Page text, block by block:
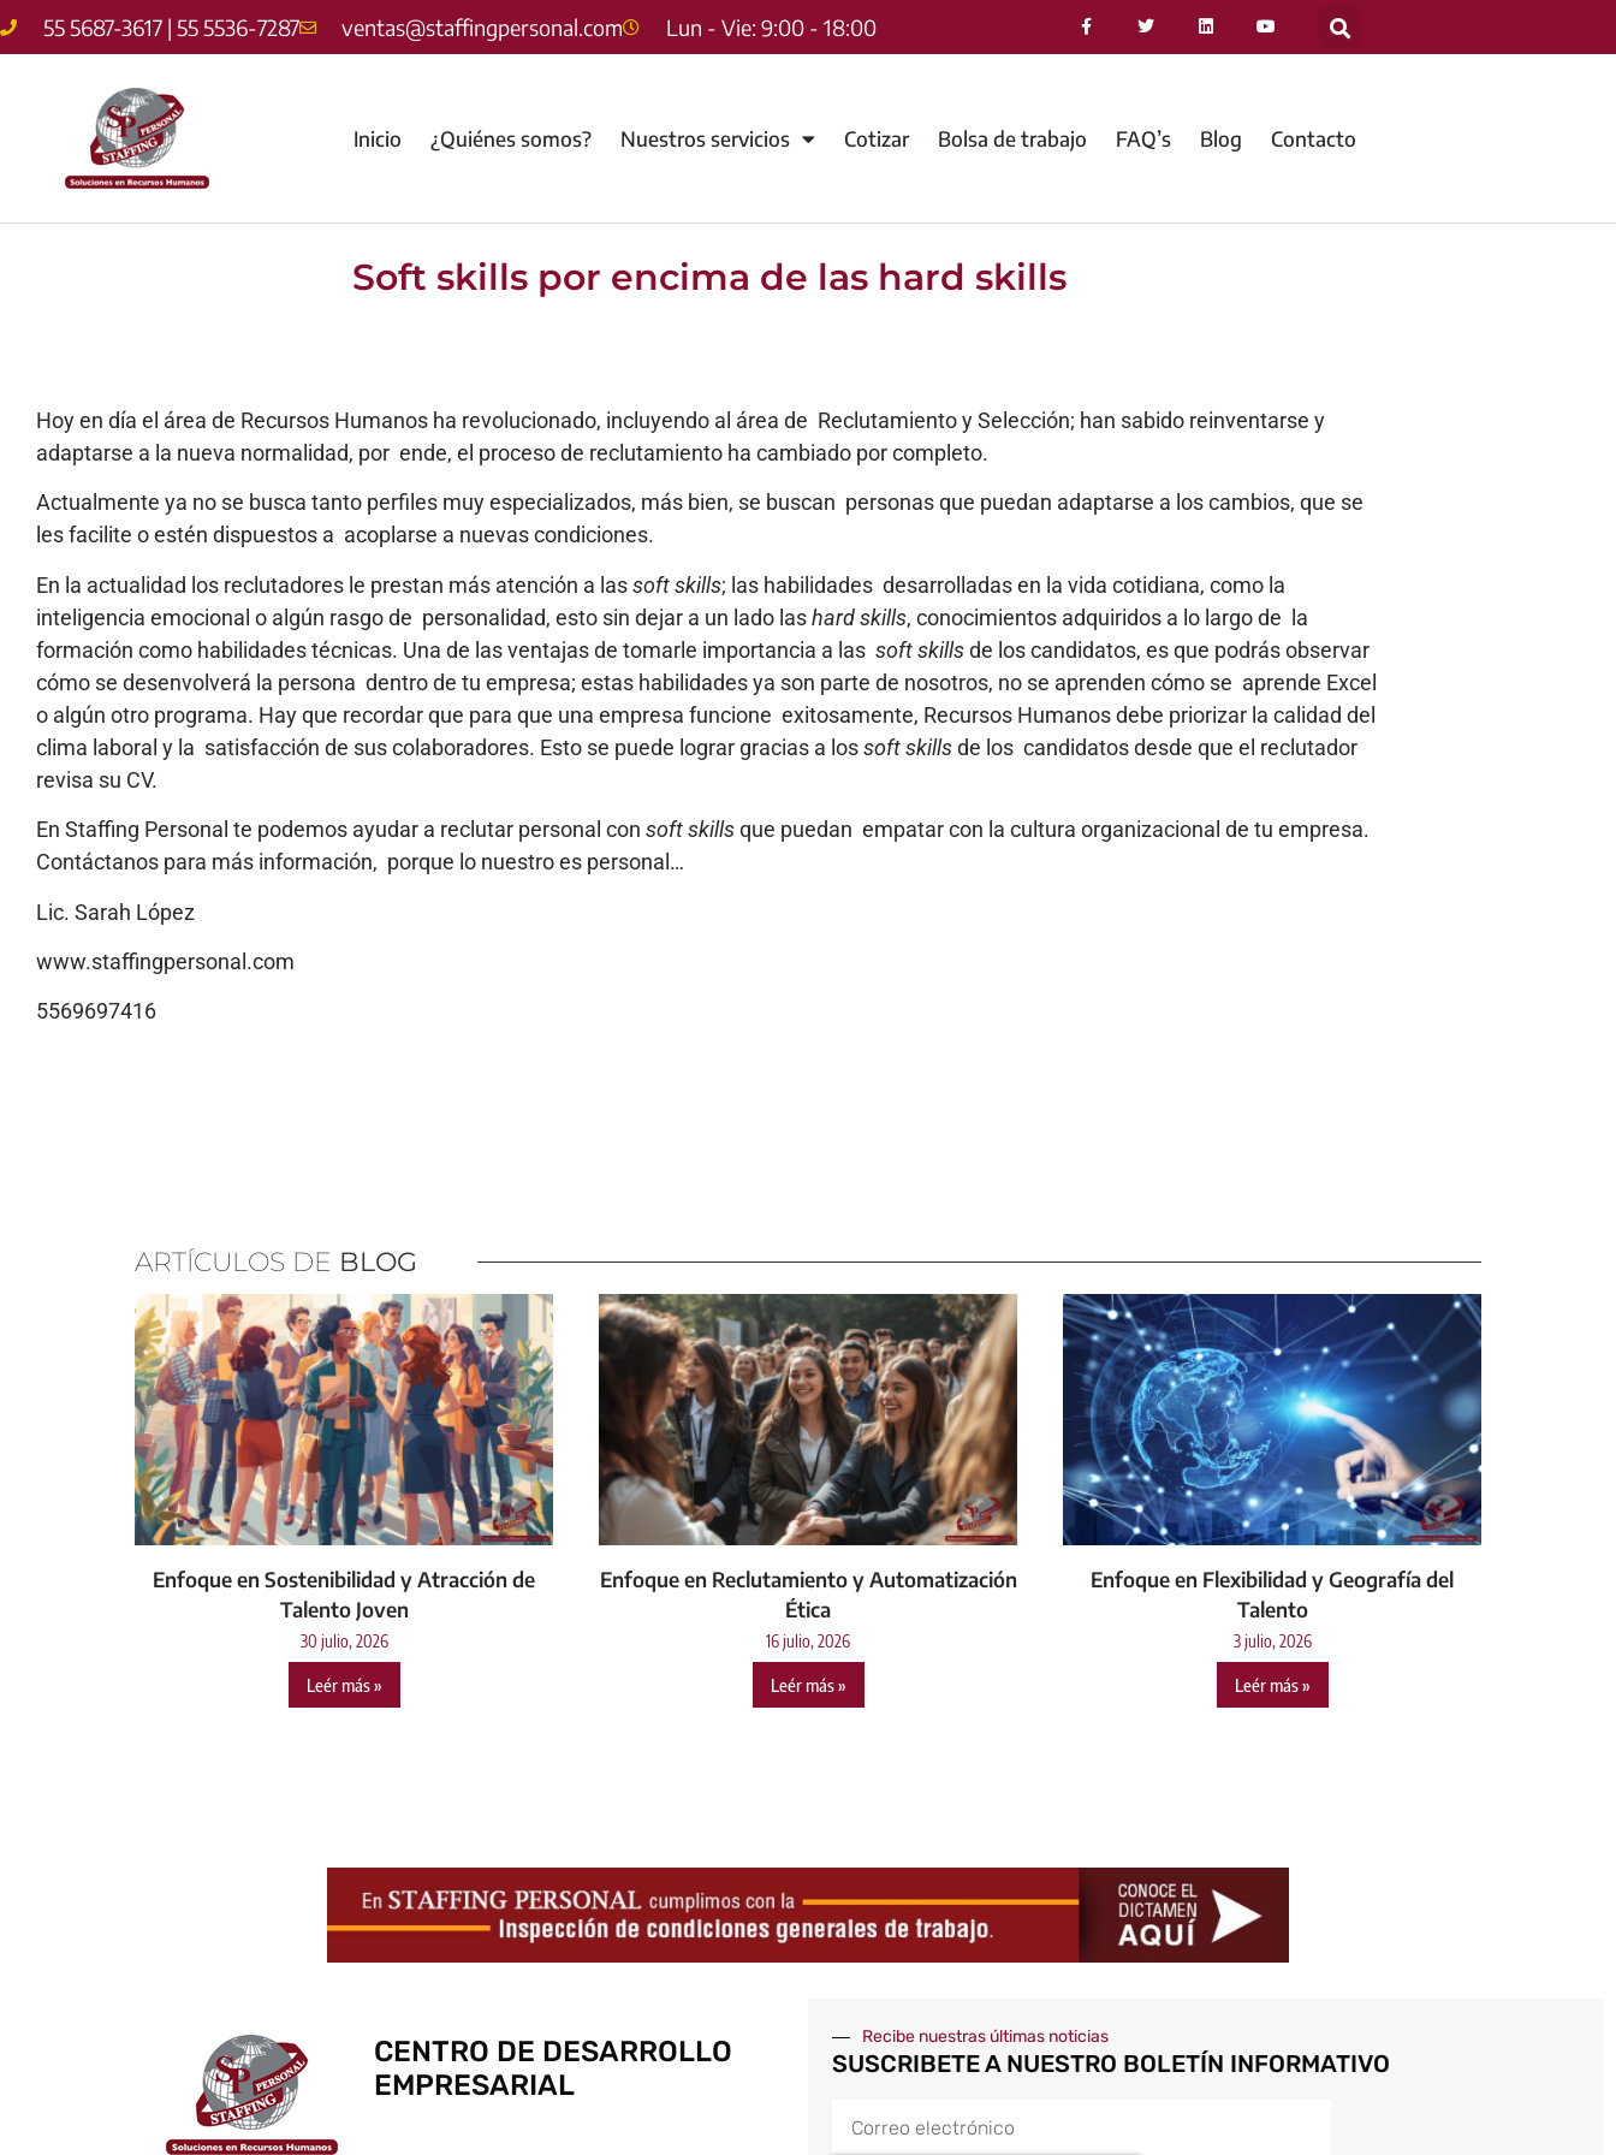
55 5687-3617 | 55 5536-7287 ventas@staffingpersonal.com Lun - Vie: 9:00 - 18:00
Inicio ¿Quiénes somos? Nuestros servicios Cotizar Bolsa de trabajo FAQ’s Blog Contacto
Soft skills por encima de las hard skills
Hoy en día el área de Recursos Humanos ha revolucionado, incluyendo al área de Reclutamiento y Selección; han sabido reinventarse y
adaptarse a la nueva normalidad, por ende, el proceso de reclutamiento ha cambiado por completo.
Actualmente ya no se busca tanto perfiles muy especializados, más bien, se buscan personas que puedan adaptarse a los cambios, que se
les facilite o estén dispuestos a acoplarse a nuevas condiciones.
En la actualidad los reclutadores le prestan más atención a lassoft skills; las habilidades desarrolladas en la vida cotidiana, como la
inteligencia emocional o algún rasgo de personalidad, esto sin dejar a un lado lashard skills, conocimientos adquiridos a lo largo de la
formación como habilidades técnicas. Una de las ventajas de tomarle importancia a las soft skillsde los candidatos, es que podrás observar
cómo se desenvolverá la persona dentro de tu empresa; estas habilidades ya son parte de nosotros, no se aprenden cómo se aprende Excel
o algún otro programa. Hay que recordar que para que una empresa funcione exitosamente, Recursos Humanos debe priorizar la calidad del
clima laboral y la satisfacción de sus colaboradores. Esto se puede lograr gracias a lossoft skillsde los candidatos desde que el reclutador
revisa su CV.
En Staffing Personal te podemos ayudar a reclutar personal con soft skillsque puedan empatar con la cultura organizacional de tu empresa.
Contáctanos para más información, porque lo nuestro es personal…
Lic. Sarah López
www.staffingpersonal.com
5569697416
ARTÍCULOS DE BLOG
Enfoque en Sostenibilidad y Atracción de
Talento Joven
30 julio, 2026
Leér más »
Enfoque en Reclutamiento y Automatización
Ética
16 julio, 2026
Leér más »
Enfoque en Flexibilidad y Geografía del
Talento
3 julio, 2026
Leér más »
CENTRO DE DESARROLLO
EMPRESARIAL
Recibe nuestras últimas noticias
SUSCRIBETE A NUESTRO BOLETÍN INFORMATIVO